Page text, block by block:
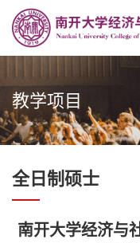
教学项目
全日制硕士
南开大学经济与